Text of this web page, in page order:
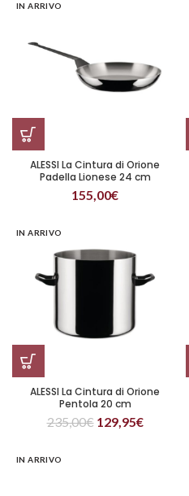
IN ARRIVO
ALESSI La Cintura di Orione
Padella Lionese 24 cm
155,00€
IN ARRIVO
ALESSI La Cintura di Orione
Pentola 20 cm
235,00€ 129,95€
IN ARRIVO